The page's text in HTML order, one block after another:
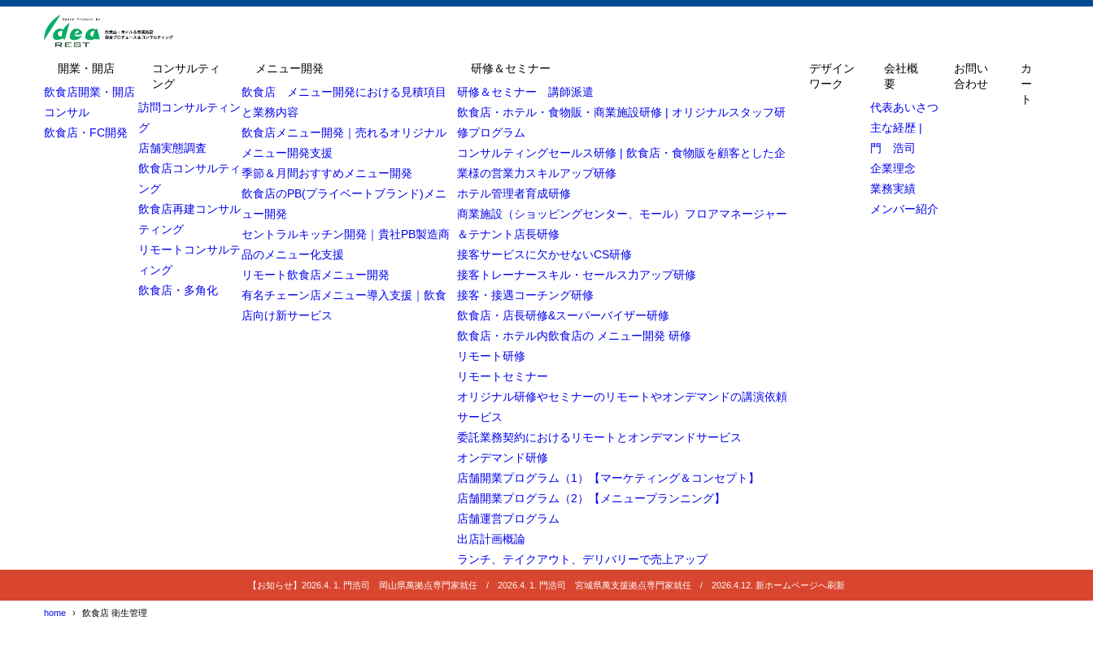
開業・開店
飲食店開業・開店
コンサル
飲食店・FC開発
コンサルティ
ング
訪問コンサルティン
グ
店舗実態調査
飲食店コンサルティ
ング
飲食店再建コンサル
ティング
リモートコンサルテ
ィング
飲食店・多角化
メニュー開発
飲食店 メニュー開発における見積項目
と業務内容
飲食店メニュー開発｜売れるオリジナル
メニュー開発支援
季節＆月間おすすめメニュー開発
飲食店のPB(プライベートブランド)メニ
ュー開発
セントラルキッチン開発｜貴社PB製造商
品のメニュー化支援
リモート飲食店メニュー開発
有名チェーン店メニュー導入支援｜飲食
店向け新サービス
研修＆セミナー
研修＆セミナー 講師派遣
飲食店・ホテル・食物販・商業施設研修 | オリジナルスタッフ研
修プログラム
コンサルティングセールス研修 | 飲食店・食物販を顧客とした企
業様の営業力スキルアップ研修
ホテル管理者育成研修
商業施設（ショッピングセンター、モール）フロアマネージャー
＆テナント店長研修
接客サービスに欠かせないCS研修
接客トレーナースキル・セールス力アップ研修
接客・接遇コーチング研修
飲食店・店長研修&スーパーバイザー研修
飲食店・ホテル内飲食店の メニュー開発 研修
リモート研修
リモートセミナー
オリジナル研修やセミナーのリモートやオンデマンドの講演依頼
サービス
委託業務契約におけるリモートとオンデマンドサービス
オンデマンド研修
店舗開業プログラム（1）【マーケティング＆コンセプト】
店舗開業プログラム（2）【メニュープランニング】
店舗運営プログラム
出店計画概論
ランチ、テイクアウト、デリバリーで売上アップ
デザイン
ワーク
会社概
要
代表あいさつ
主な経歴 |
門 浩司
企業理念
業務実績
メンバー紹介
お問い
合わせ
カ
ー
ト
【お知らせ】2026.4. 1. 門浩司 岡山県萬拠点専門家就任 / 2026.4. 1. 門浩司 宮城県萬支援拠点専門家就任 / 2026.4.12. 新ホームページへ刷新
home 飲食店 衛生管理